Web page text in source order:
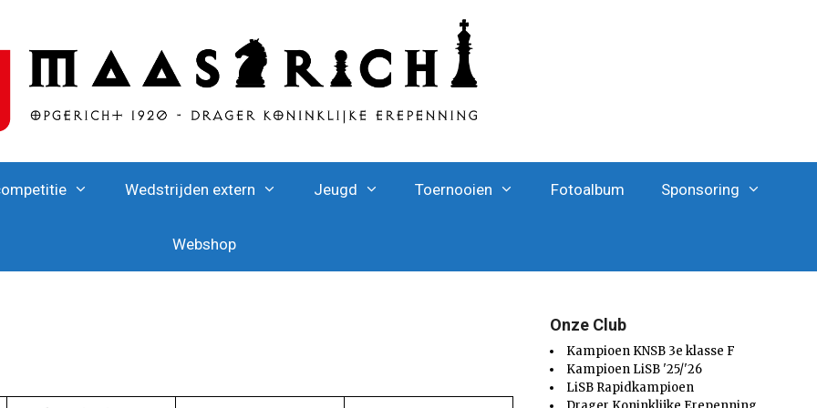
Wedstrijden extern Jeugd Toernooien Fotoalbum Sponsoring
Webshop
Onze Club
Kampioen KNSB 3e klasse F
Kampioen LiSB '25/'26
LiSB Rapidkampioen